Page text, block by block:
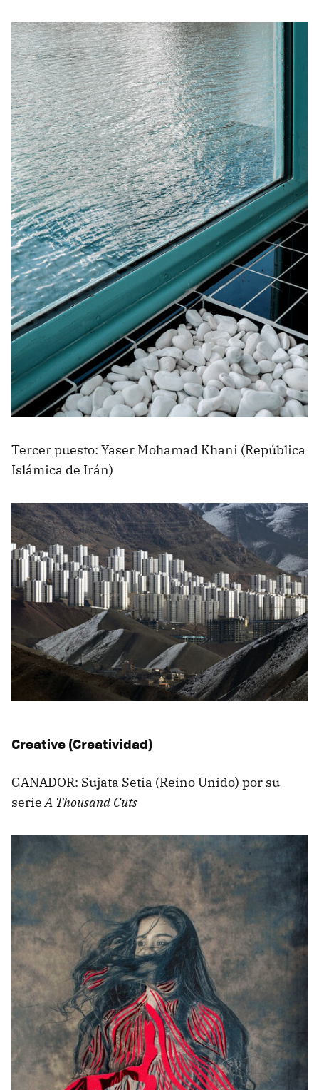
Tercer puesto: Yaser Mohamad Khani (República
Islámica de Irán)
Creative (Creatividad)
GANADOR: Sujata Setia (Reino Unido) por su
serieA Thousand Cuts